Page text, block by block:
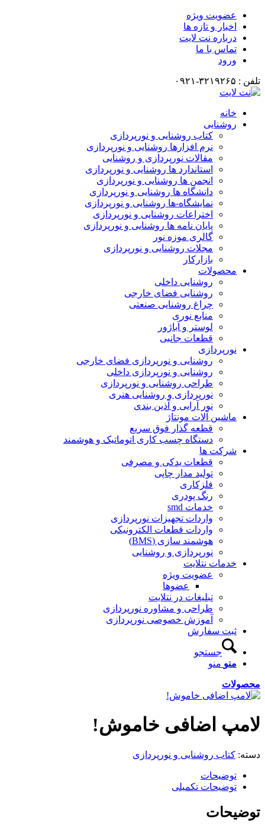
عضویت ویژه
اخبار و تازه ها
درباره نت لایت
تماس با ما
ورود
تلفن : ۳۲۱۹۲۶۵-۰۹۲۱
خانه
روشنایی
کتاب روشنایی و نورپردازی
نرم افزارها روشنایی و نورپردازی
مقالات نورپردازی و روشنایی
استاندارد ها روشنایی و نورپردازی
انجمن ها روشنایی و نورپردازی
دانشگاه ها روشنایی و نورپردازی
نمایشگاه-ها روشنایی و نورپردازی
اختراعات روشنایی و نورپردازی
پایان نامه ها روشنایی و نورپردازی
گالری موزه نور
مجلات روشنایی و نورپردازی
بازارکار
محصولات
روشنایی داخلی
روشنایی فضای خارجی
چراغ روشنایی صنعتی
منابع نوری
لوستر و آباژور
قطعات جانبی
نورپردازی
روشنایی و نورپردازی فضای خارجی
روشنایی و نورپردازی داخلی
طراحی روشنایی و نورپردازی
نورپردازی و روشنایی هنری
نور آرایی و آذین بندی
ماشین آلات مونتاژ
قطعه گذار فوق سریع
دستگاه چسب کاری اتوماتیک و هوشمند
شرکت ها
قطعات یدکی و مصرفی
تولید مدار چاپی
فلزکاری
رنگ پودری
خدمات smd
واردات تجهیزات نورپردازی
واردات قطعات الکترونیکی
هوشمند سازی (BMS)
نورپردازی و روشنایی
خدمات نتلایت
عضویت ویژه
عضوها
تبلیغات در نتلایت
طراحی و مشاوره نورپردازی
آموزش خصوصی نورپردازی
ثبت سفارش
جستجو
منو منو
محصولات
لامپ اضافی خاموش!
دسته: کتاب روشنایی و نورپردازی
توضیحات
توضیحات تکمیلی
توضیحات